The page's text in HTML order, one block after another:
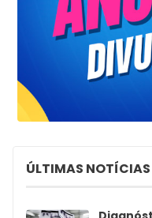
ÚLTIMAS NOTÍCIAS